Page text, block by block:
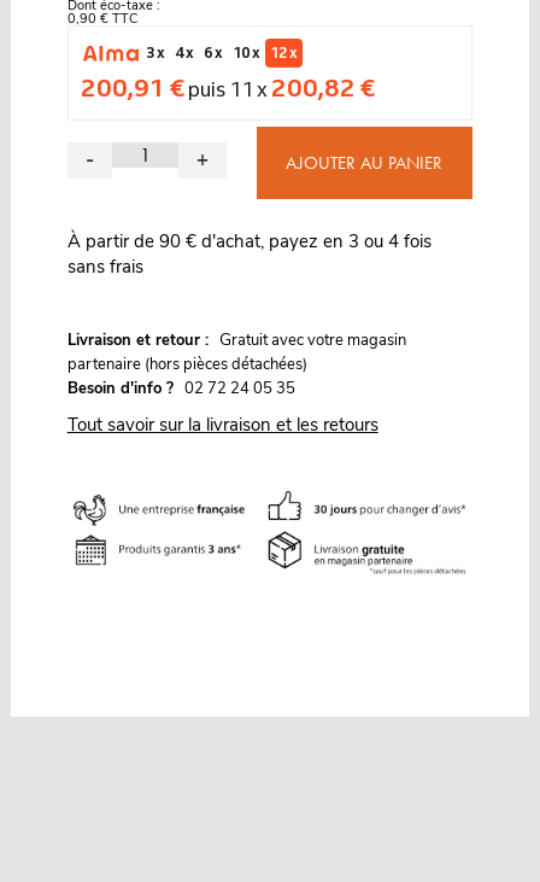
Dont éco-taxe :
0,90 € TTC
3 x
4 x 6 x 10 x 12 x
200,91 €puis 11 x 200,82 €
- + AJOUTER AU PANIER
À partir de 90 € d'achat, payez en 3 ou 4 fois
sans frais
Livraison et retour : Gratuit avec votre magasin
partenaire (hors pièces détachées)
Besoin d'info ? 02 72 24 05 35
Tout savoir sur la livraison et les retours